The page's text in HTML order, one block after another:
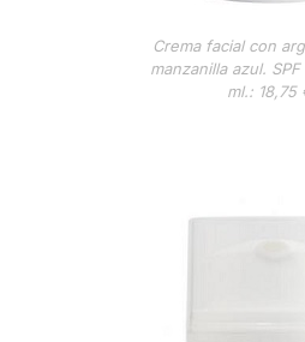
Crema facial con
manzanilla azul.
ml.: 18,75